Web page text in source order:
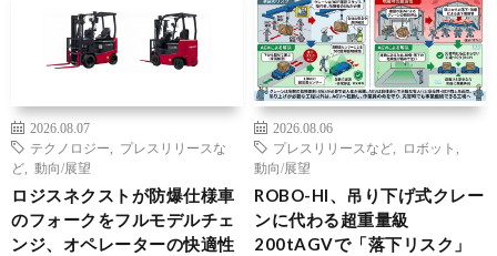
2026.08.07
テクノロジー
プレスリリースな
ど
動向/展望
ロジスネクストが防爆仕様車
のフォークをフルモデルチェ
ンジ、オペレーターの快適性
2026.08.06
プレスリリースなど
ロボット
動向/展望
ROBO-HI、吊り下げ式クレー
ンに代わる超重量級
200tAGVで「落下リスク」